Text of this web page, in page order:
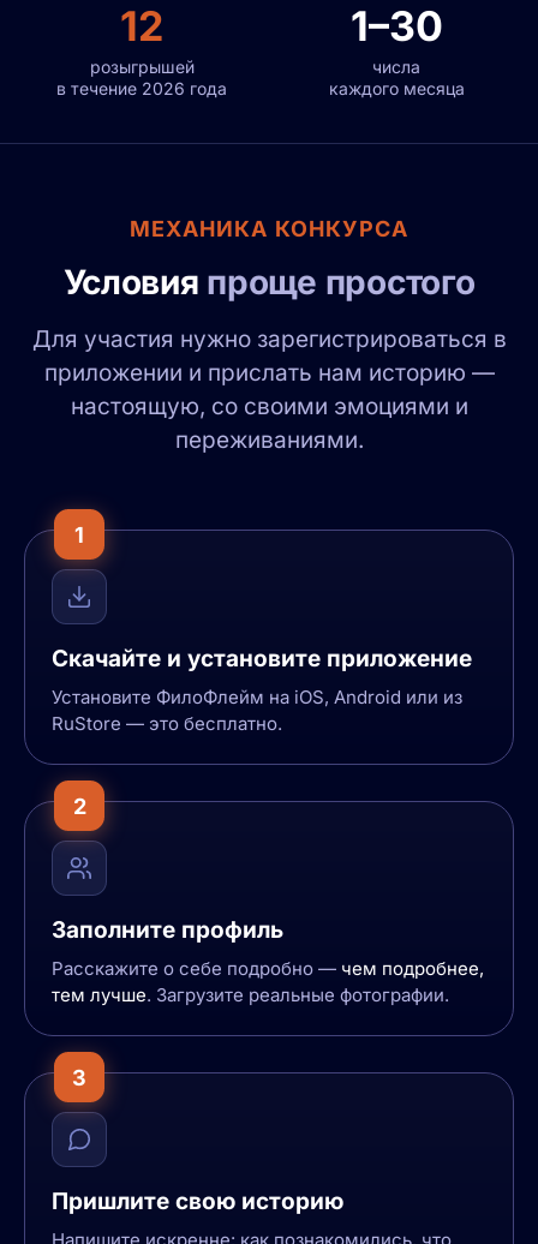
12
розыгрышей
в течение 2026 года
1–30
числа
каждого месяца
МЕХАНИКА КОНКУРСА
Условия проще простого
Для участия нужно зарегистрироваться в
приложении и прислать нам историю —
настоящую, со своими эмоциями и
переживаниями.
1
Скачайте и установите приложение
Установите ФилоФлейм на iOS, Android или из
RuStore — это бесплатно.
2
Заполните профиль
Расскажите о себе подробно — чем подробнее,
тем лучше. Загрузите реальные фотографии.
3
Пришлите свою историю